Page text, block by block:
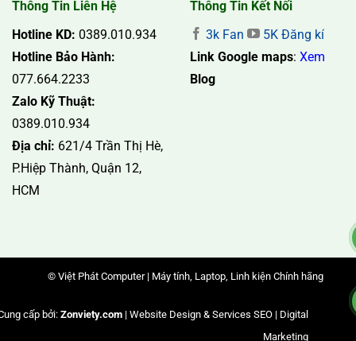
Thông Tin Liên Hệ
Hotline KD: 0389.010.934
Hotline Bảo Hành:
077.664.2233
Zalo Kỹ Thuật:
0389.010.934
Địa chỉ: 621/4 Trần Thị Hè,
P.Hiệp Thành, Quận 12,
HCM
Thông Tin Kết Nối
3k Fan
5K Đăng kí
Link Google maps: Xem
Blog
© Việt Phát Computer | Máy tính, Laptop, Linh kiện Chính hãng
cấp bởi: Zonviety.com | Website Design & Services SEO | Digital
Marketing